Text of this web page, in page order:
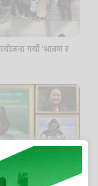
गर्यो ‘श्रावण र